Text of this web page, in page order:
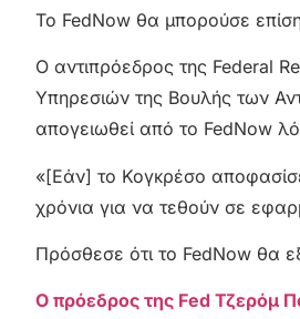
Το FedNow θα μπορούσε
Ο αντιπρόεδρος της Federal
Υπηρεσιών της Βουλής των
απογειωθεί από το FedNow
«[Εάν] το Κογκρέσο
χρόνια για να τεθούν σε
Πρόσθεσε ότι το FedNow θα
Ο πρόεδρος της Fed Τζερόμ